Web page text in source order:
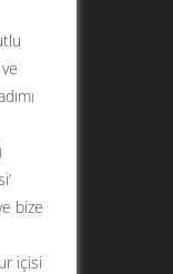
bize
içisi